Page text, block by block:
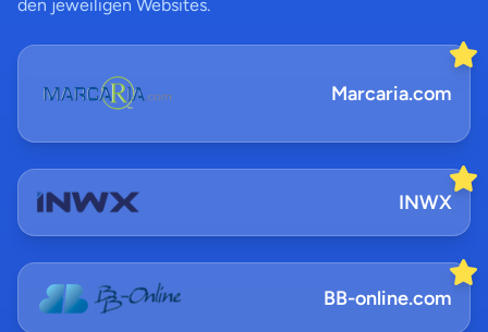
den jeweiligen Websites.
Marcaria.com
INWX
BB-online.com